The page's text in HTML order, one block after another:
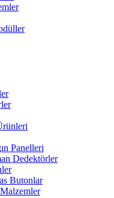
Panelleri
Dedektörler
Butonlar